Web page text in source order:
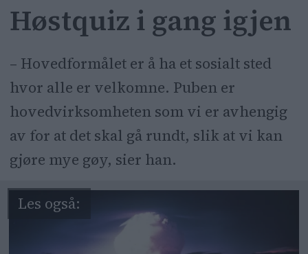
Høstquiz i gang igjen
– Hovedformålet er å ha et sosialt sted
hvor alle er velkomne. Puben er
hovedvirksomheten som vi er avhengig
av for at det skal gå rundt, slik at vi kan
gjøre mye gøy, sier han.